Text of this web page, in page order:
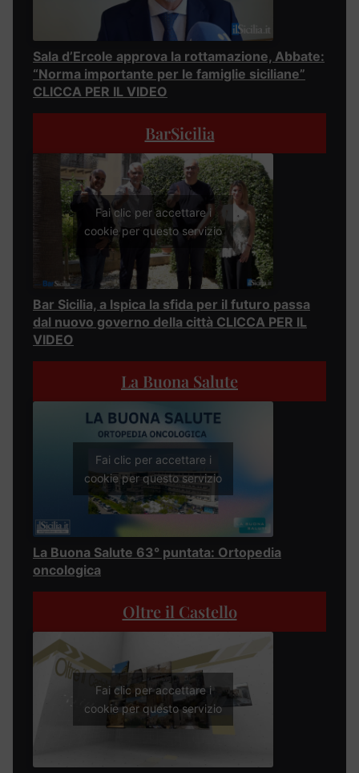
Sala d’Ercole approva la rottamazione, Abbate:
“Norma importante per le famiglie siciliane”
CLICCA PER IL VIDEO
BarSicilia
Fai clic per accettare i
cookie per questo servizio
Bar Sicilia, a Ispica la sfida per il futuro passa
dal nuovo governo della città CLICCA PER IL
VIDEO
La Buona Salute
Fai clic per accettare i
cookie per questo servizio
La Buona Salute 63° puntata: Ortopedia
oncologica
Oltre il Castello
Fai clic per accettare i
cookie per questo servizio